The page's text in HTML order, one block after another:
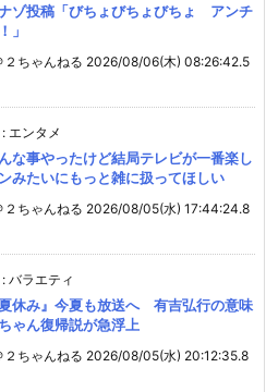
ゾ投稿「びちょびちょびちょ アンチ
」
２ちゃんねる 2026/08/06(木) 08:26:42.5
: エンタメ
な事やったけど結局テレビが一番楽し
みたいにもっと雑に扱ってほしい
２ちゃんねる 2026/08/05(水) 17:44:24.8
: バラエティ
休み』今夏も放送へ 有吉弘行の意味
ゃん復帰説が急浮上
２ちゃんねる 2026/08/05(水) 20:12:35.8